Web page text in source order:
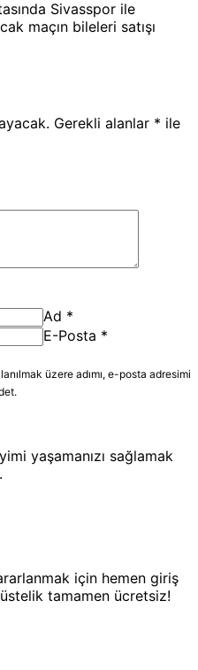
Sivasspor ile
maçın bileleri satışı
Gerekli alanlar * ile
Ad *
E-Posta *
üzere adımı, e-posta adresimi
yaşamanızı sağlamak
için hemen giriş
tamamen ücretsiz!